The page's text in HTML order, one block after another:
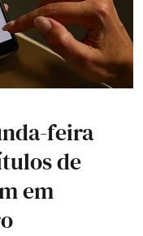
feira
de
em